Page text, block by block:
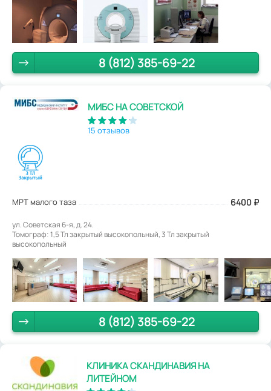
8 (812) 385-69-22
МИБС НА СОВЕТСКОЙ
15 отзывов
МРТ малого таза 6400 ₽
ул. Советская 6-я, д. 24.
Томограф: 1,5 Тл закрытый высокопольный, 3 Тл закрытый
высокопольный
8 (812) 385-69-22
КЛИНИКА СКАНДИНАВИЯ НА
ЛИТЕЙНОМ